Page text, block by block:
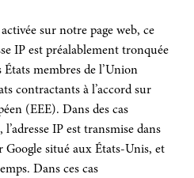
sur notre page web, ce
IP est préalablement tronquée
membres de l’Union
contractants à l’accord sur
(EEE). Dans des cas
IP est transmise dans
situé aux États-Unis, et
Dans ces cas